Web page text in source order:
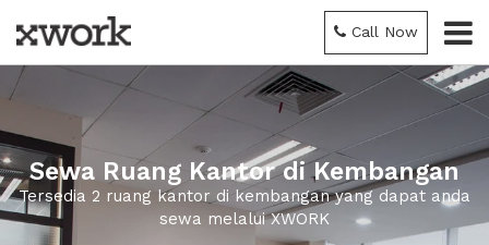
Call Now
Sewa Ruang Kantor di Kembangan
Tersedia 2 ruang kantor di kembangan yang dapat anda
sewa melalui XWORK